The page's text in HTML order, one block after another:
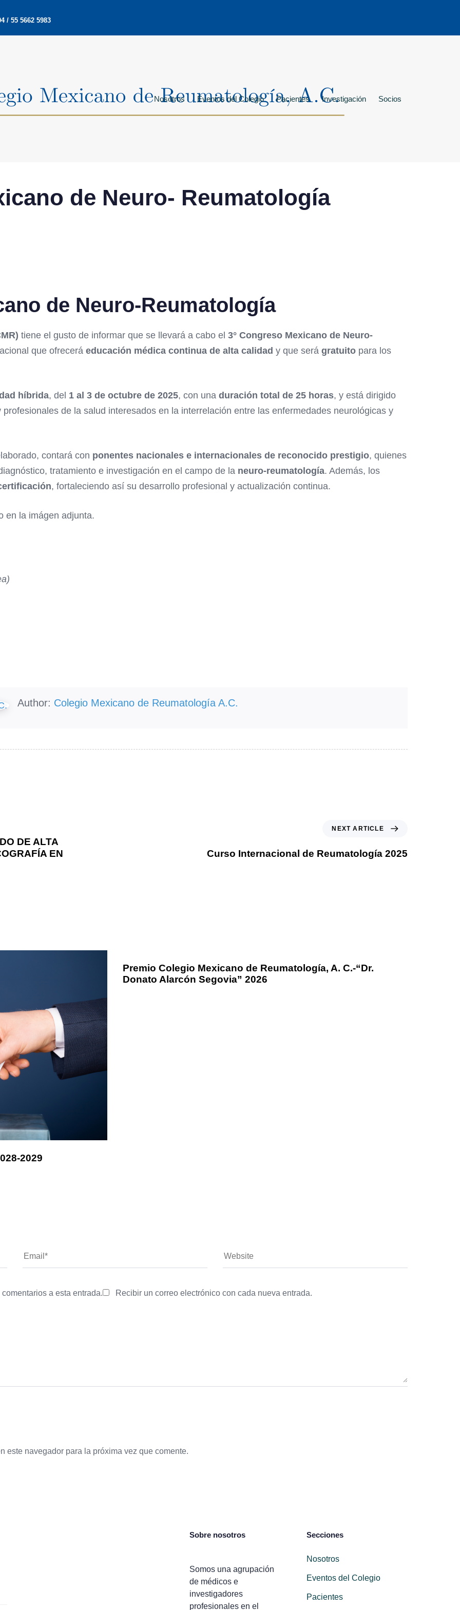
/ 55 5662 5983
Nosotros Eventos del Colegio Pacientes Investigación Socios
de Neuro- Reumatología
de Neuro-Reumatología
tiene el gusto de informar que se llevará a cabo el 3° Congreso Mexicano de Neuro-
que ofrecerá educación médica continua de alta calidad y que será gratuito para los
híbrida, del 1 al 3 de octubre de 2025, con una duración total de 25 horas, y está dirigido
profesionales de la salud interesados en la interrelación entre las enfermedades neurológicas y
contará con ponentes nacionales e internacionales de reconocido prestigio, quienes
tratamiento e investigación en el campo de la neuro-reumatología. Además, los
, fortaleciendo así su desarrollo profesional y actualización continua.
en la imágen adjunta.
Author: Colegio Mexicano de Reumatología A.C.
DE ALTA
EN
x
NEXT ARTICLE
Curso Internacional de Reumatología 2025
2029
Premio Colegio Mexicano de Reumatología, A. C.-“Dr.
Donato Alarcón Segovia” 2026
este navegador para la próxima vez que comente.
a esta entrada. Recibir un correo electrónico con cada nueva entrada.
Sobre nosotros
Somos una agrupación
de médicos e
investigadores
profesionales en el
Secciones
Nosotros
Eventos del Colegio
Pacientes